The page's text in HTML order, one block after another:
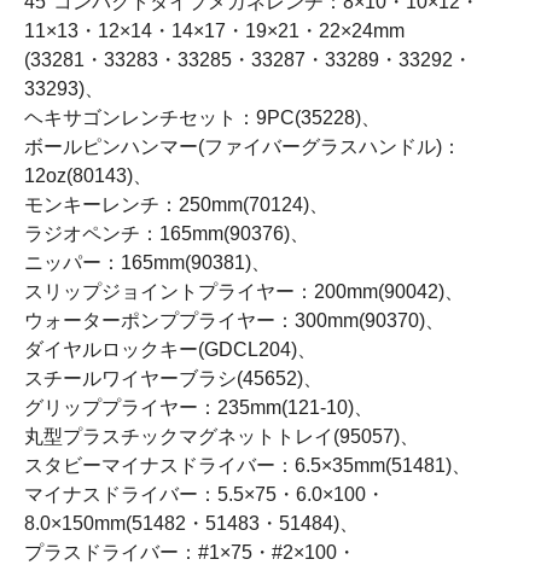
11×13・12×14・14×17・19×21・22×24mm
(33281・33283・33285・33287・33289・33292・
33293)、
ヘキサゴンレンチセット：9PC(35228)、
ボールピンハンマー(ファイバーグラスハンドル)：
12oz(80143)、
モンキーレンチ：250mm(70124)、
ラジオペンチ：165mm(90376)、
ニッパー：165mm(90381)、
スリップジョイントプライヤー：200mm(90042)、
ウォーターポンププライヤー：300mm(90370)、
ダイヤルロックキー(GDCL204)、
スチールワイヤーブラシ(45652)、
グリッププライヤー：235mm(121-10)、
丸型プラスチックマグネットトレイ(95057)、
スタビーマイナスドライバー：6.5×35mm(51481)、
マイナスドライバー：5.5×75・6.0×100・
8.0×150mm(51482・51483・51484)、
プラスドライバー：#1×75・#2×100・